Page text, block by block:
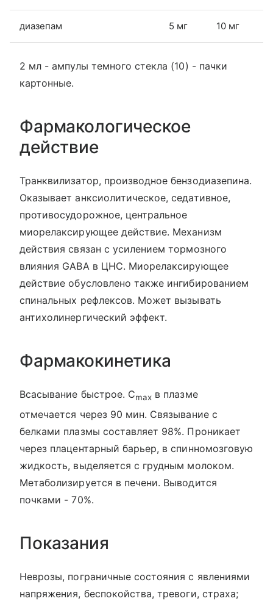
диазепам 5 мг 10 мг
2 мл - ампулы темного стекла (10) - пачки
картонные.
Фармакологическое
действие
Транквилизатор, производное бензодиазепина.
Оказывает анксиолитическое, седативное,
противосудорожное, центральное
миорелаксирующее действие. Механизм
действия связан с усилением тормозного
влияния GABA в ЦНС. Миорелаксирующее
действие обусловлено также ингибированием
спинальных рефлексов. Может вызывать
антихолинергический эффект.
Фармакокинетика
Всасывание быстрое. Cmax в плазме
отмечается через 90 мин. Связывание с
белками плазмы составляет 98%. Проникает
через плацентарный барьер, в спинномозговую
жидкость, выделяется с грудным молоком.
Метаболизируется в печени. Выводится
почками - 70%.
Показания
Неврозы, пограничные состояния с явлениями
напряжения, беспокойства, тревоги, страха;